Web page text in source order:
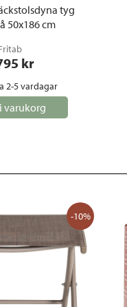
tyg
50x186 cm
kr
2-5 vardagar
varukorg
-10%